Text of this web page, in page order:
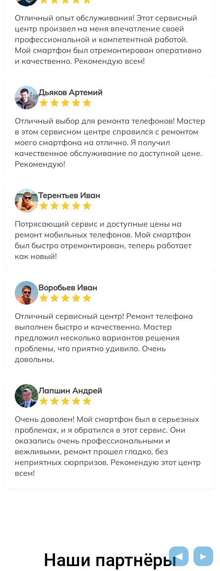
Отличный опыт обслуживания! Этот сервисный
центр произвел на меня впечатление своей
профессиональной и компетентной работой.
Мой смартфон был отремонтирован оперативно
и качественно. Рекомендую всем!
Дьяков Артемий
Отличный выбор для ремонта телефонов! Мастер
в этом сервисном центре справился с ремонтом
моего смартфона на отлично. Я получил
качественное обслуживание по доступной цене.
Рекомендую!
Терентьев Иван
Потрясающий сервис и доступные цены на
ремонт мобильных телефонов. Мой смартфон
был быстро отремонтирован, теперь работает
как новый!
Воробьев Иван
Отличный сервисный центр! Ремонт телефона
выполнен быстро и качественно. Мастер
предложил несколько вариантов решения
проблемы, что приятно удивило. Очень
довольны.
Лапшин Андрей
Очень доволен! Мой смартфон был в серьезных
проблемах, и я обратился в этот сервис. Они
оказались очень профессиональными и
вежливыми, ремонт прошел гладко, без
неприятных сюрпризов. Рекомендую этот центр
всем!
Наши партнёры